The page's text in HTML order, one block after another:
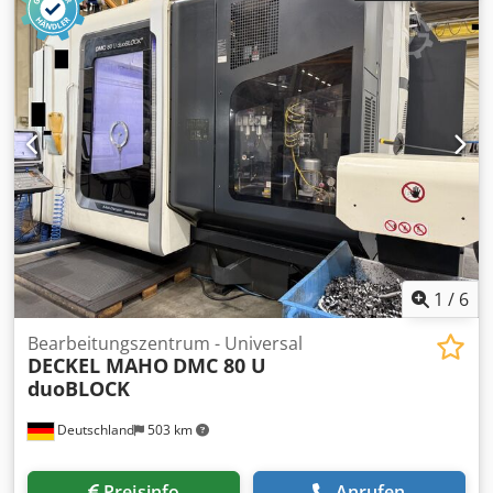
autom./manuell 380 / 400 mm Ausstattung: -
Normalzubehör - Winkeltisch 460 x 800 mm - Vertikal-
Fräskopf, verschiebbar, SK40/M16 - Hydr. Schraubstock -
Autom. Werkzeugspanner - Autom. Zentralschmierung -
Elektronisches Handrad - Maschinenleuchte - Spänewanne
Dkodjzrmkdjpfx Ak Uer - Schutzkabine -
Kühlmitteleinrichtung - div. Wzg.-Aufnahmen -
Dokumentation Zustand: betriebsbereit, kann unter Strom
vorgeführt werden
1 / 6
Deutschland 503 km
Bearbeitungszentrum - Universal
DECKEL MAHO DMC 80 U
duoBLOCK